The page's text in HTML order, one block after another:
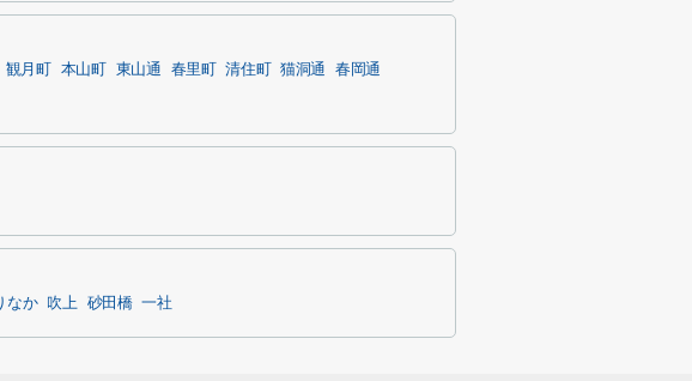
観月町 本山町 東山通 春里町 清住町 猫洞通
春岡通
なか 吹上 砂田橋 一社